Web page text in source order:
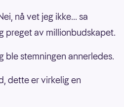
nå vet jeg ikke... sa
preget av millionbudskapet.
ble stemningen annerledes.
dette er virkelig en